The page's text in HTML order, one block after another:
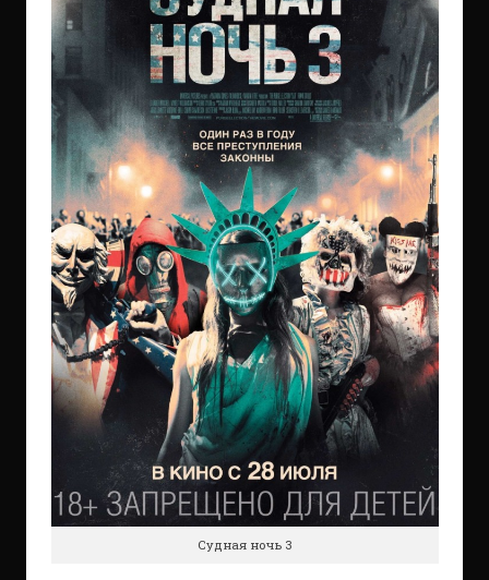
Судная ночь 3